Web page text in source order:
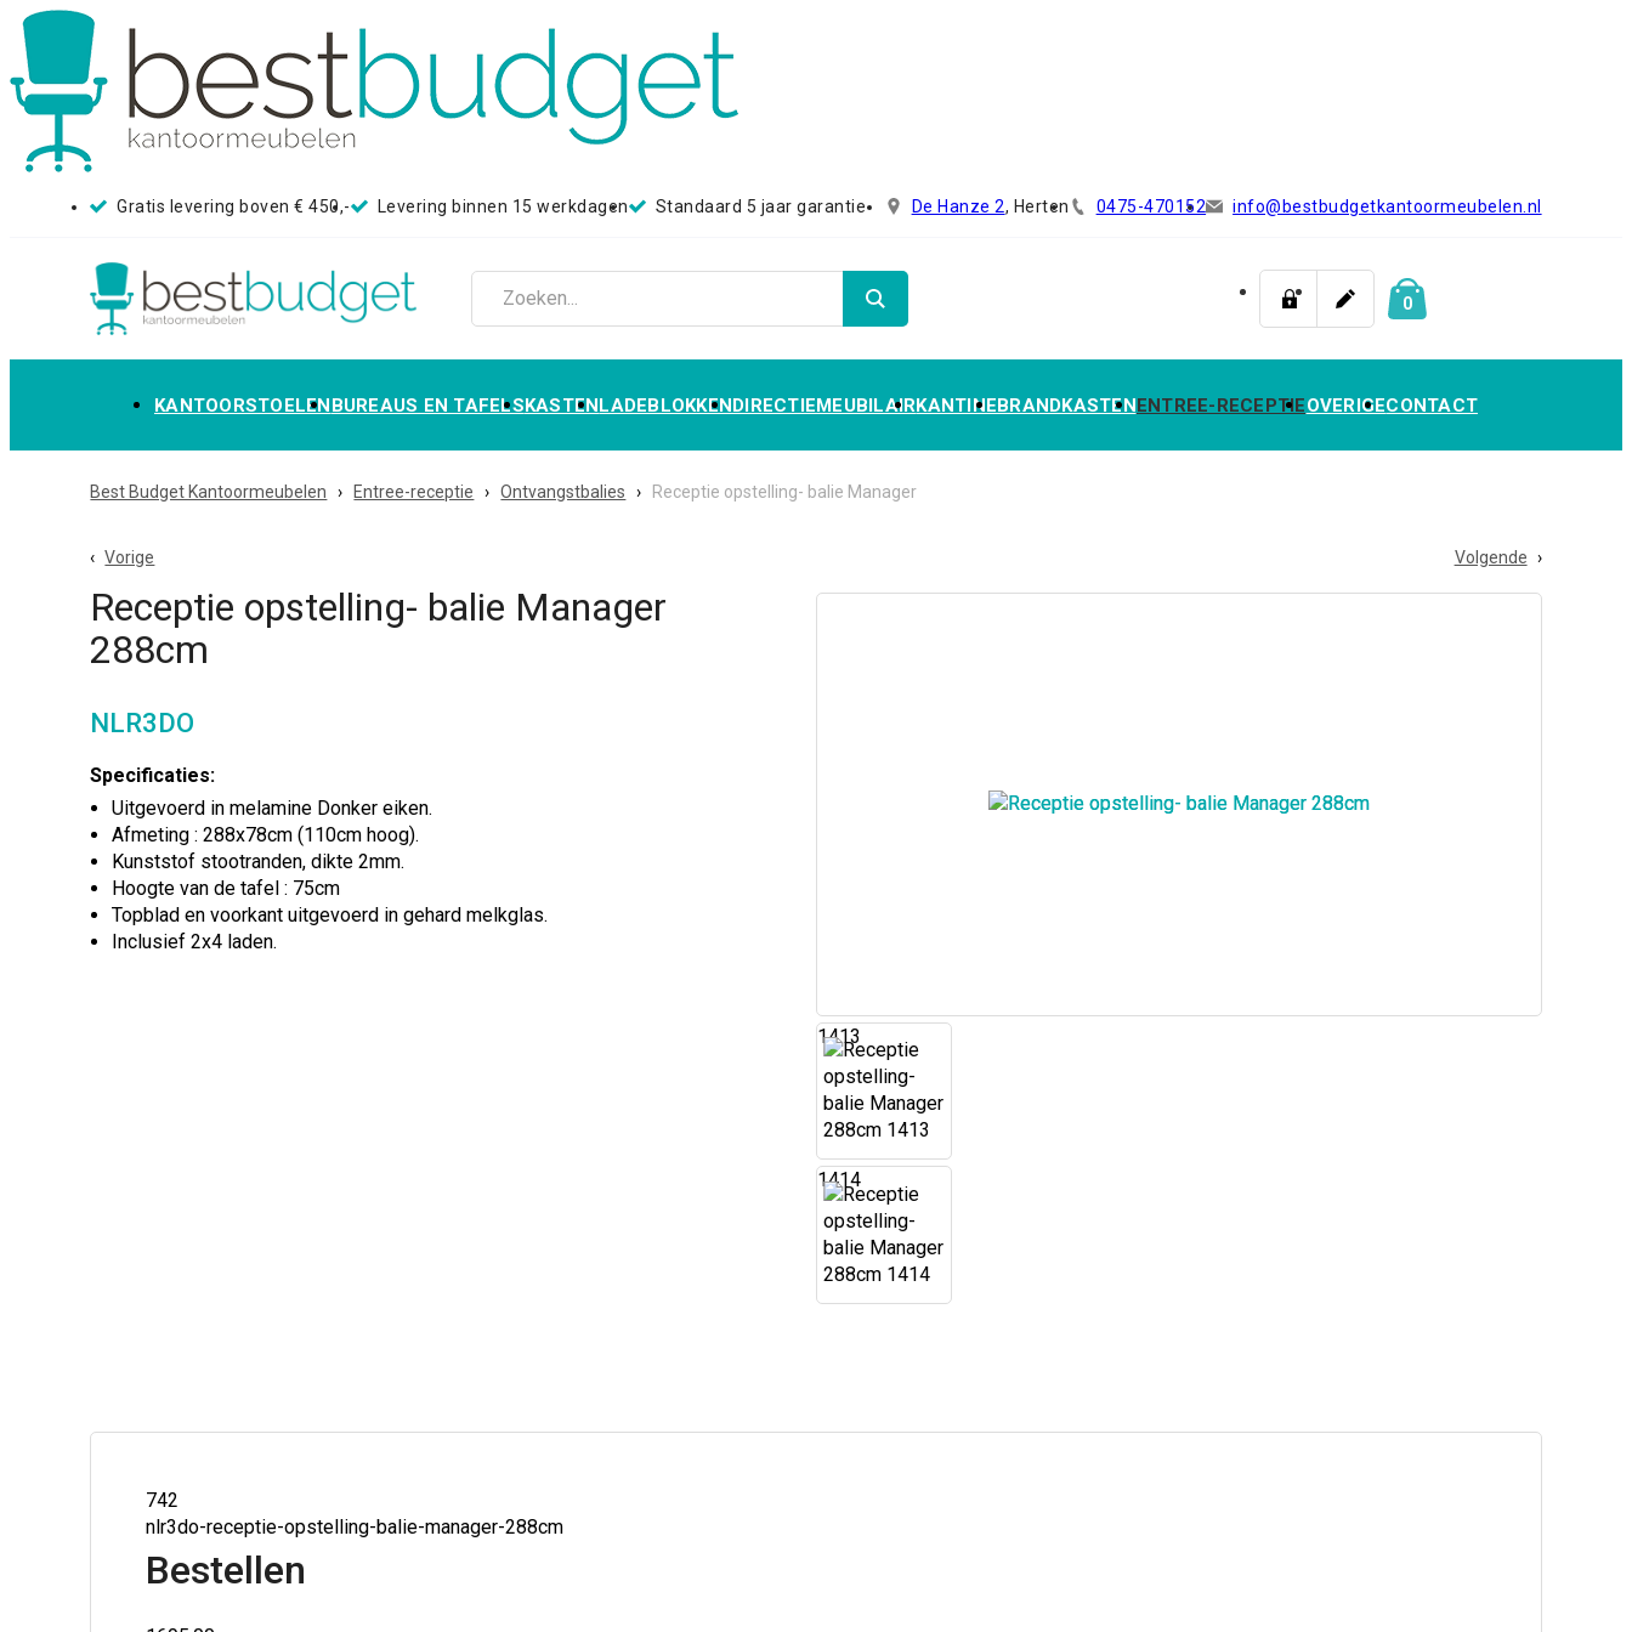
Gratis levering boven € 450,- Levering binnen 15 werkdagen Standaard 5 jaar garantie De Hanze 2, Herten 0475-470152 info@bestbudgetkantoormeubelen.nl
0
KANTOORSTOELENBUREAUS EN TAFELSKASTENLADEBLOKKENDIRECTIEMEUBILAIRKANTINEBRANDKASTENENTREE-RECEPTIEOVERIGECONTACT
Best Budget Kantoormeubelen › Entree-receptie › Ontvangstbalies › Receptie opstelling- balie Manager
Vorige Volgende
Receptie opstelling- balie Manager
288cm
NLR3DO
Specificaties:
Uitgevoerd in melamine Donker eiken.
Afmeting : 288x78cm (110cm hoog).
Kunststof stootranden, dikte 2mm.
Hoogte van de tafel : 75cm
Topblad en voorkant uitgevoerd in gehard melkglas.
Inclusief 2x4 laden.
1413
1414
742
nlr3do-receptie-opstelling-balie-manager-288cm
Bestellen